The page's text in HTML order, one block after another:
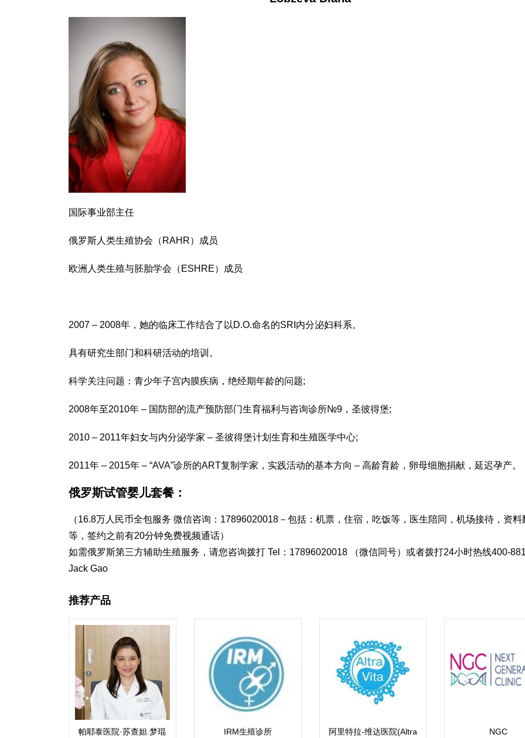
国际事业部主任
俄罗斯人类生殖协会（RAHR）成员
欧洲人类生殖与胚胎学会（ESHRE）成员
2007 – 2008年，她的临床工作结合了以D.O.命名的SRI内分泌妇科系。
具有研究生部门和科研活动的培训。
科学关注问题：青少年子宫内膜疾病，绝经期年龄的问题;
2008年至2010年 – 国防部的流产预防部门生育福利与咨询诊所№9，圣彼得堡;
2010 – 2011年妇女与内分泌学家 – 圣彼得堡计划生育和生殖医学中心;
2011年 – 2015年 – “AVA”诊所的ART复制学家，实践活动的基本方向 – 高龄育龄，卵母细胞捐献，延迟孕产。
俄罗斯试管婴儿套餐：
（16.8万人民币全包服务 微信咨询：17896020018－包括：机票，住宿，吃饭等，医生陪同，机场接待，资料
等，签约之前有20分钟免费视频通话）
如需俄罗斯第三方辅助生殖服务，请您咨询拨打 Tel：17896020018 （微信同号）或者拨打24小时热线400-
Jack Gao
推荐产品
帕耶泰医院·苏查妲.梦琨
IRM生殖诊所
阿里特拉-维达医院(Altra
NGC